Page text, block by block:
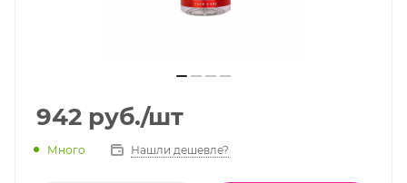
942 руб./шт
Много Нашли дешевле?